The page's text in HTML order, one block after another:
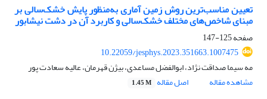
تعیین مناسب‌ترین روش زمین آماری به‌منظور پایش خشک‌سالی بر
مبنای شاخص‌های مختلف خشک‌سالی و کاربرد آن در دشت نیشابور
صفحه125-147
10.22059/jesphys.2023.351663.1007475
مه سیما صداقت‌ نژاد، ابوالفضل مساعدی، بیژن قهرمان، عالیه سعادت پور
مشاهده مقاله
اصل مقاله 1.45 M